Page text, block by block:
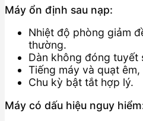
Máy ổn định sau nạp:
Nhiệt độ phòng giảm
thường.
Dàn không đóng tuyết
Tiếng máy và quạt
Chu kỳ bật tắt hợp lý.
Máy có dấu hiệu nguy